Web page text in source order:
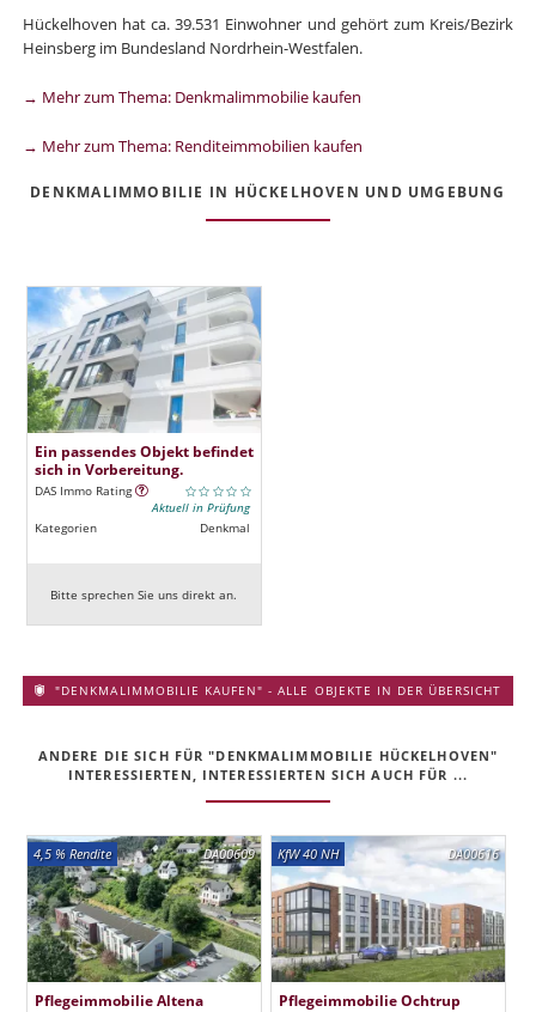
Hückelhoven hat ca. 39.531 Einwohner und gehört zum Kreis/Bezirk
Heinsberg im Bundesland Nordrhein-Westfalen.
→ Mehr zum Thema: Denkmalimmobilie kaufen
→ Mehr zum Thema: Renditeimmobilien kaufen
DENKMALIMMOBILIE IN HÜCKELHOVEN UND UMGEBUNG
Ein passendes Objekt befindet
sich in Vorbereitung.
DAS Immo Rating
Aktuell in Prüfung
Kategorien
Denkmal
Bitte sprechen Sie uns direkt an.
"DENKMALIMMOBILIE KAUFEN" - ALLE OBJEKTE IN DER ÜBERSICHT
ANDERE DIE SICH FÜR "DENKMALIMMOBILIE HÜCKELHOVEN"
INTERESSIERTEN, INTERESSIERTEN SICH AUCH FÜR ...
DA00609
4,5 % Rendite
Pflegeimmobilie Altena
DA00616
KfW 40 NH
Pflegeimmobilie Ochtrup